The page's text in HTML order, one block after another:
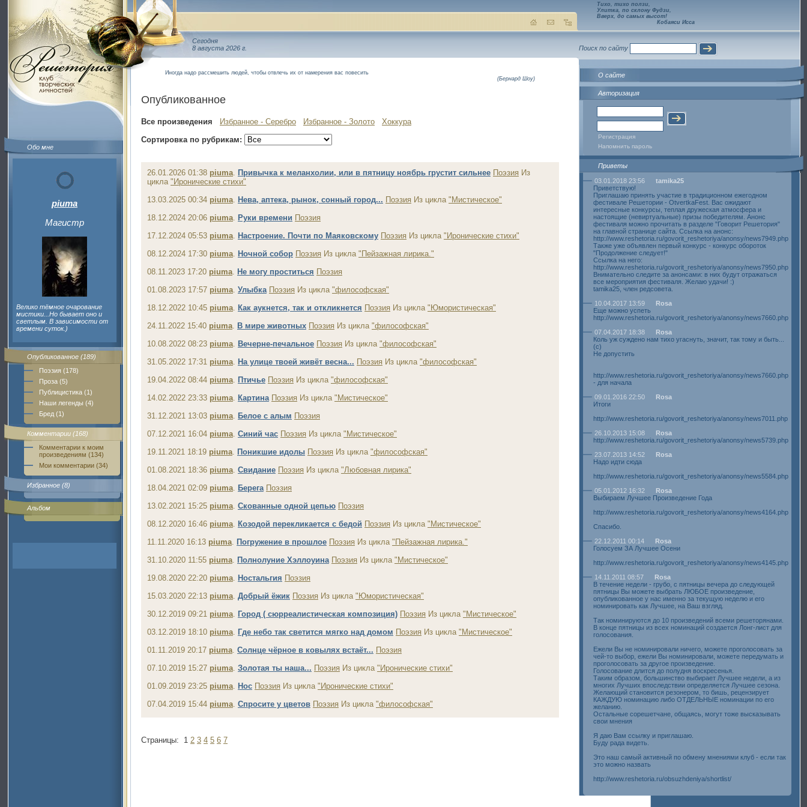
Обо мне
piuma
Магистр
Велико тёмное очарование
мистики...Но бывает оно и
светлым. В зависимости от
времени суток.)
Опубликованное (189)
Поэзия (178)
Проза (5)
Публицистика (1)
Наши легенды (4)
Бред (1)
Комментарии (168)
Комментарии к моим
произведениям (134)
Мои комментарии (34)
Избранное (8)
Альбом
Сегодня
8 августа 2026 г.
Иногда надо рассмешить людей, чтобы отвлечь их от намерения вас повесить
(Бернард Шоу)
Опубликованное
Все произведения Избранное - Серебро Избранное - Золото
Хоккура
Сортировка по рубрикам:
26.01.2026 01:38 piuma. Привычка к меланхолии, или в пятницу ноябрь грустит сильнее Поэзия Из
цикла "Иронические стихи"
13.03.2025 00:34 piuma. Нева, аптека, рынок, сонный город... Поэзия Из цикла "Мистическое"
18.12.2024 20:06 piuma. Руки времени Поэзия
17.12.2024 05:53 piuma. Настроение. Почти по Маяковскому Поэзия Из цикла "Иронические стихи"
08.12.2024 17:30 piuma. Ночной собор Поэзия Из цикла "Пейзажная лирика."
08.11.2023 17:20 piuma. Не могу проститься Поэзия
01.08.2023 17:57 piuma. Улыбка Поэзия Из цикла "философская"
18.12.2022 10:45 piuma. Как аукнется, так и откликнется Поэзия Из цикла "Юмористическая"
24.11.2022 15:40 piuma. В мире животных Поэзия Из цикла "философская"
10.08.2022 08:23 piuma. Вечерне-печальное Поэзия Из цикла "философская"
31.05.2022 17:31 piuma. На улице твоей живёт весна... Поэзия Из цикла "философская"
19.04.2022 08:44 piuma. Птичье Поэзия Из цикла "философская"
14.02.2022 23:33 piuma. Картина Поэзия Из цикла "Мистическое"
31.12.2021 13:03 piuma. Белое с алым Поэзия
07.12.2021 16:04 piuma. Синий час Поэзия Из цикла "Мистическое"
19.11.2021 18:19 piuma. Поникшие идолы Поэзия Из цикла "философская"
01.08.2021 18:36 piuma. Свидание Поэзия Из цикла "Любовная лирика"
18.04.2021 02:09 piuma. Берега Поэзия
13.02.2021 15:25 piuma. Скованные одной цепью Поэзия
08.12.2020 16:46 piuma. Козодой перекликается с бедой Поэзия Из цикла "Мистическое"
11.11.2020 16:13 piuma. Погружение в прошлое Поэзия Из цикла "Пейзажная лирика."
31.10.2020 11:55 piuma. Полнолуние Хэллоуина Поэзия Из цикла "Мистическое"
19.08.2020 22:20 piuma. Ностальгия Поэзия
15.03.2020 22:13 piuma. Добрый ёжик Поэзия Из цикла "Юмористическая"
30.12.2019 09:21 piuma. Город ( сюрреалистическая композиция) Поэзия Из цикла "Мистическое"
03.12.2019 18:10 piuma. Где небо так светится мягко над домом Поэзия Из цикла "Мистическое"
01.11.2019 20:17 piuma. Солнце чёрное в ковылях встаёт... Поэзия
07.10.2019 15:27 piuma. Золотая ты наша... Поэзия Из цикла "Иронические стихи"
01.09.2019 23:25 piuma. Нос Поэзия Из цикла "Иронические стихи"
07.04.2019 15:44 piuma. Спросите у цветов Поэзия Из цикла "философская"
Страницы: 1 2 3 4 5 6 7
Тихо, тихо ползи,
Улитка, по склону Фудзи,
Вверх, до самых высот!
Кобаяси Исса
Поиск по сайту
О сайте
Авторизация
Регистрация
Напомнить пароль
Приветы
03.01.2018 23:56
tamika25
Приветствую!
Приглашаю принять участие в традиционном ежегодном
фестивале Решетории - OtvertkaFest. Вас ожидают
интересные конкурсы, теплая дружеская атмосфера и
настоящие (невиртуальные) призы победителям. Анонс
фестиваля можно прочитать в разделе "Говорит Решетория"
на главной странице сайта. Ссылка на анонс:
http://www.reshetoria.ru/govorit_reshetoriya/anonsy/news7949.php
Также уже объявлен первый конкурс - конкурс обороток
"Продолжение следует!"
Ссылка на него:
http://www.reshetoria.ru/govorit_reshetoriya/anonsy/news7950.php
Внимательно следите за анонсами: в них будут отражаться
все мероприятия фестиваля. Желаю удачи! :)
tamika25, член редсовета.
10.04.2017 13:59
Rosa
Еще можно успеть
http://www.reshetoria.ru/govorit_reshetoriya/anonsy/news7660.php
07.04.2017 18:38
Rosa
Коль уж суждено нам тихо угаснуть, значит, так тому и быть...
(с)
Не допустить
http://www.reshetoria.ru/govorit_reshetoriya/anonsy/news7660.php
- для начала
09.01.2016 22:50
Rosa
Итоги
http://www.reshetoria.ru/govorit_reshetoriya/anonsy/news7011.php
26.10.2013 15:08
Rosa
http://www.reshetoria.ru/govorit_reshetoriya/anonsy/news5739.php
23.07.2013 14:52
Rosa
Надо идти сюда
http://www.reshetoria.ru/govorit_reshetoriya/anonsy/news5584.php
05.01.2012 16:32
Rosa
Выбираем Лучшее Произведение Года
http://www.reshetoria.ru/govorit_reshetoriya/anonsy/news4164.php
Спасибо.
22.12.2011 00:14
Rosa
Голосуем ЗА Лучшее Осени
http://www.reshetoria.ru/govorit_reshetoriya/anonsy/news4145.php
14.11.2011 08:57
Rosa
В течение недели - грубо, с пятницы вечера до следующей
пятницы Вы можете выбрать ЛЮБОЕ произведение,
опубликованное у нас именно за текущую неделю и его
номинировать как Лучшее, на Ваш взгляд.
Так номинируются до 10 произведений всеми решеторянами.
В конце пятницы из всех номинаций создается Лонг-лист для
голосования.
Ежели Вы не номинировали ничего, можете проголосовать за
чей-то выбор, ежели Вы номинировали, можете передумать и
проголосовать за другое произведение.
Голосование длится до полудня воскресенья.
Таким образом, большинство выбирает Лучшее недели, а из
многих Лучших впоследствии определяется Лучшее сезона.
Желающий становится резонером, то бишь, рецензирует
КАЖДУЮ номинацию либо ОТДЕЛЬНЫЕ номинации по его
желанию.
Остальные сорешетчане, общаясь, могут тоже высказывать
свои мнения
Я даю Вам ссылку и приглашаю.
Буду рада видеть.
Это наш самый активный по обмену мнениями клуб - если так
это можно назвать
http://www.reshetoria.ru/obsuzhdeniya/shortlist/